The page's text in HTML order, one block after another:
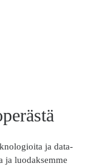
ja data-
ja luodaksemme